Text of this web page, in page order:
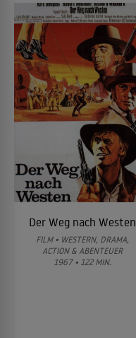
Der Weg nach Westen
FILM • WESTERN, DRAMA,
ACTION & ABENTEUER
1967 • 122 MIN.